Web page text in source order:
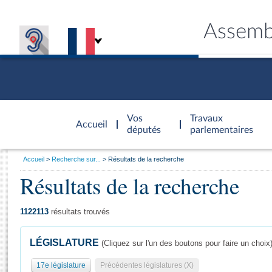
Accueil
d'accueil
Vos
députés
Travaux
parlementaires
Général
Vous
Accueil Recherche sur... Résultats de la recherche
Résultats de la recherche
1122113 résultats trouvés
LÉGISLATURE (Cliquez sur l'un des boutons pour faire un choix)
17e législature Précédentes législatures (X)